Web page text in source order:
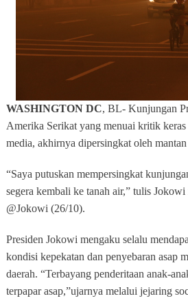
WASHINGTON DC, BL- Kunjungan
Amerika Serikat yang menuai kritik
media, akhirnya dipersingkat oleh
“Saya putuskan mempersingkat
segera kembali ke tanah air,” tulis
@Jokowi (26/10).
Presiden Jokowi mengaku selalu
kondisi kepekatan dan penyebaran asap
daerah. “Terbayang penderitaan anak-
terpapar asap,”ujarnya melalui jejaring